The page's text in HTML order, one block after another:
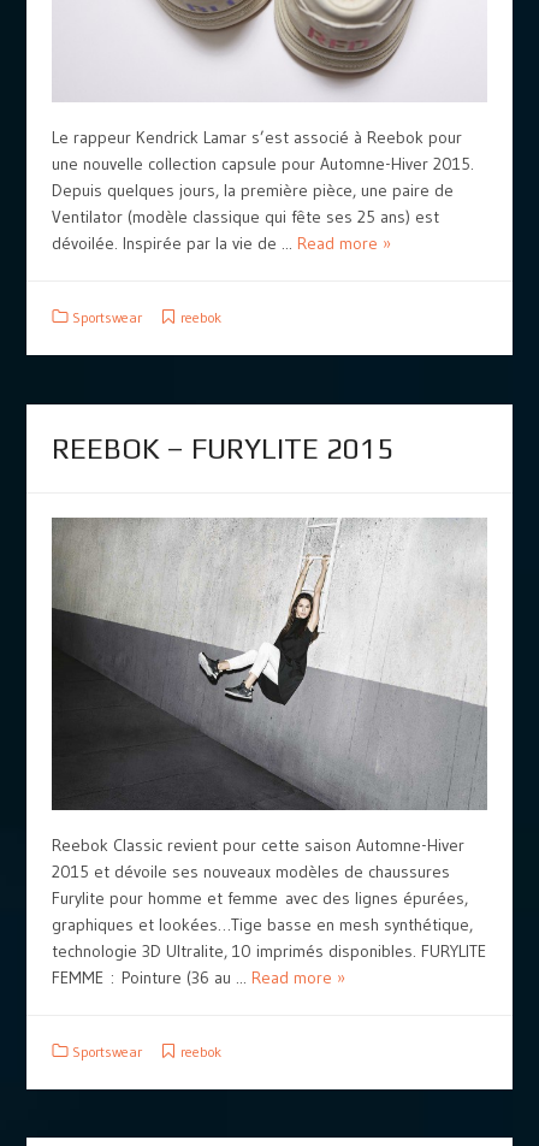
Le rappeur Kendrick Lamar s’est associé à Reebok pour
une nouvelle collection capsule pour Automne-Hiver 2015.
Depuis quelques jours, la première pièce, une paire de
Ventilator (modèle classique qui fête ses 25 ans) est
dévoilée. Inspirée par la vie de ... Read more »
Sportswear reebok
REEBOK – FURYLITE 2015
Reebok Classic revient pour cette saison Automne-Hiver
2015 et dévoile ses nouveaux modèles de chaussures
Furylite pour homme et femme avec des lignes épurées,
graphiques et lookées…Tige basse en mesh synthétique,
technologie 3D Ultralite, 10 imprimés disponibles. FURYLITE
FEMME : Pointure (36 au ... Read more »
Sportswear reebok